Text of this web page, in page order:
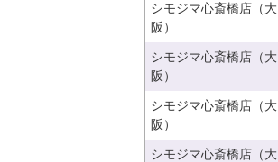
シモジマ心斎橋店（大
阪）
シモジマ心斎橋店（大
阪）
シモジマ心斎橋店（大
阪）
シモジマ心斎橋店（大